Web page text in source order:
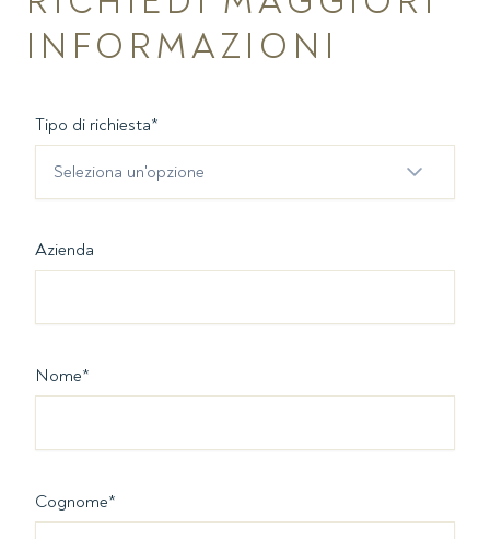
INFORMAZIONI
Tipo di richiesta*
Seleziona un'opzione
Azienda
Nome*
Cognome*